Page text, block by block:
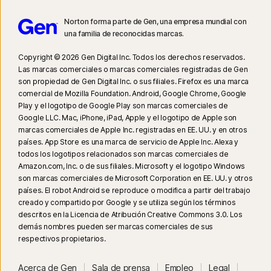
Basado en una prueba de otros ocho productos de VPN líderes
productos VPN realizado por PassMark Software por encargo de Gen, en
noviembre de 2023.
Para dejar de recibir la mayoría de las alertas para Windows, se debe
usar el modo de pantalla completa.
La Protección contra deepfakes automática funciona solo para videos
en inglés en plataformas de redes sociales o de video compatibles; para
otras plataformas, usa el análisis manual. Requiere Windows 11 o
posterior y un navegador compatible. La detección automática además
requiere una PC con IA (CPU Qualcomm o Intel de mínimo 8 núcleos,
16 GB de RAM) o una PC sin IA (CPU de mínimo 6 núcleos de cualquier
marca, 16 GB de RAM). Para las PC sin IA con CPU de mínimo 4 núcleos y
Norton forma parte de Gen, una empresa mundial con
una familia de reconocidas marcas.
Copyright © 2026 Gen Digital Inc. Todos los derechos reservados.
Las marcas comerciales o marcas comerciales registradas de Gen
son propiedad de Gen Digital Inc. o sus filiales. Firefox es una marca
comercial de Mozilla Foundation. Android, Google Chrome, Google
Play y el logotipo de Google Play son marcas comerciales de
Google LLC. Mac, iPhone, iPad, Apple y el logotipo de Apple son
marcas comerciales de Apple Inc. registradas en EE. UU. y en otros
países. App Store es una marca de servicio de Apple Inc. Alexa y
todos los logotipos relacionados son marcas comerciales de
Amazon.com, Inc. o de sus filiales. Microsoft y el logotipo Windows
son marcas comerciales de Microsoft Corporation en EE. UU. y otros
países. El robot Android se reproduce o modifica a partir del trabajo
creado y compartido por Google y se utiliza según los términos
descritos en la Licencia de Atribución Creative Commons 3.0. Los
demás nombres pueden ser marcas comerciales de sus
respectivos propietarios.
Acerca de Gen Sala de prensa Empleo Legal